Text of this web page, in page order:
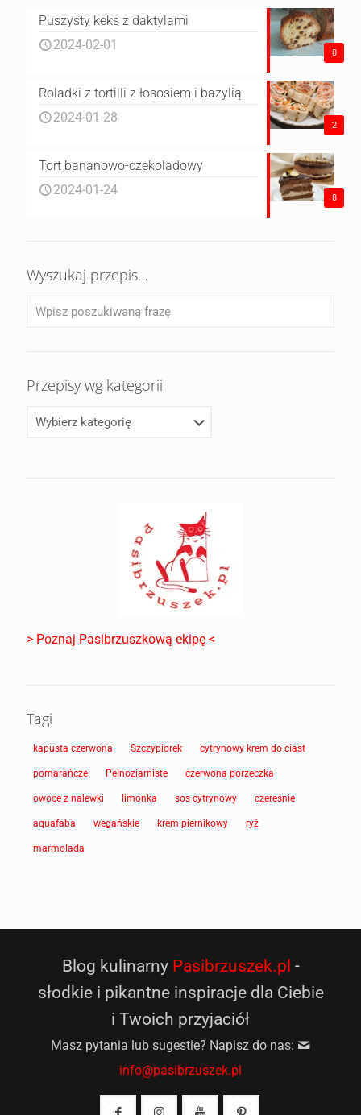
0
Puszysty keks z daktylami
2024-02-01
2
Roladki z tortilli z łososiem i bazylią
2024-01-28
8
Tort bananowo-czekoladowy
2024-01-24
Wyszukaj przepis…
Przepisy wg kategorii
> Poznaj Pasibrzuszkową ekipę <
Tagi
kapusta czerwona Szczypiorek cytrynowy krem do ciast
pomarańcze Pełnoziarniste czerwona porzeczka
owoce z nalewki limonka sos cytrynowy czereśnie
aquafaba wegańskie krem piernikowy ryż
marmolada
Blog kulinarny Pasibrzuszek.pl -
słodkie i pikantne inspiracje dla Ciebie
i Twoich przyjaciół
Masz pytania lub sugestie? Napisz do nas:
info@pasibrzuszek.pl